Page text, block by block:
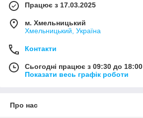
Працює з 17.03.2025
м. Хмельницький
Хмельницький, Україна
Контакти
Сьогодні працює з 09:30 до 18:00
Показати весь графік роботи
Про нас